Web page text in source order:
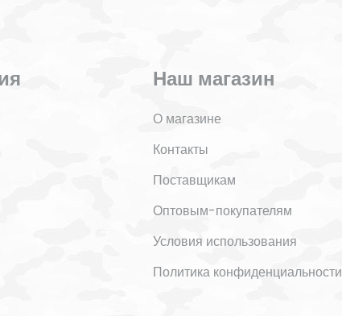
Наш магазин
О магазине
Контакты
Поставщикам
Оптовым-покупателям
Условия использования
Политика конфиденциальности